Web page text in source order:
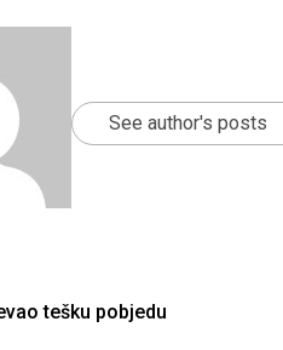
See author's posts
tešku pobjedu